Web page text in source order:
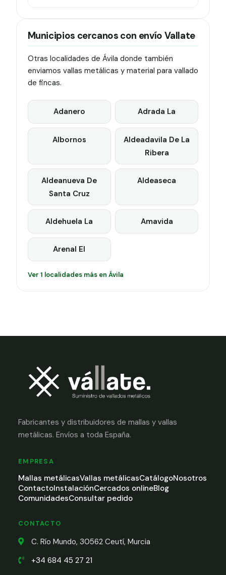
Municipios cercanos con envío Vallate
Otras localidades de Ávila donde también
enviamos vallas metálicas y material para vallado
de fincas.
Adanero Adrada La
Albornos
Aldeadavila De La
Ribera
Aldeanueva De
Santa Cruz
Aldeaseca
Aldehuela La Amavida
Arenal El
Ver 1 localidades más en Ávila
Fabricantes y distribuidores de mallas y vallas
metálicas. Envíos a toda España.
EMPRESA
Mallas metálicasVallas metálicasCatálogoNosotros
ContactoInstalaciónCercados onlineBlog
ComunidadesConsultar pedido
CONTACTO
C. Río Mundo, 30562 Ceutí, Murcia
+34 684 45 27 21